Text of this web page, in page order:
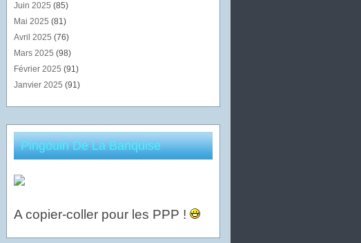
Juin 2025 (85)
Mai 2025 (81)
Avril 2025 (76)
Mars 2025 (98)
Février 2025 (91)
Janvier 2025 (91)
Pingouin De La Banquise
A copier-coller pour les PPP !